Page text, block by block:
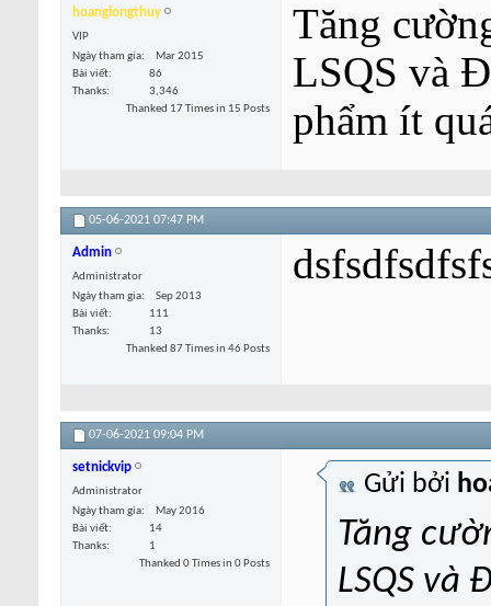
hoanglongthuy
VIP
Ngày tham gia
Mar 2015
Bài viết
86
Thanks
3,346
Thanked 17 Times in 15 Posts
Tăng
LSQS và
phẩm ít
05-06-2021 07:47 PM
Admin
Administrator
Ngày tham gia
Sep 2013
Bài viết
111
Thanks
13
Thanked 87 Times in 46 Posts
07-06-2021 09:04 PM
setnickvip
Administrator
Ngày tham gia
May 2016
Bài viết
14
Thanks
1
Thanked 0 Times in 0 Posts
Gửi bởi
Tăng
LSQS và